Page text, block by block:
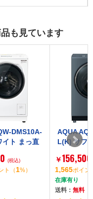
も見ています
DMS10A-
イト まっ直
濯機10kg/
左開き]
(税込)
ト （ 1%）
AQUA
L(K) サフ
[ドラム式
(洗濯機
g) 左開き]
￥156,500
1,565ポイン
在庫有り
送料： 無料